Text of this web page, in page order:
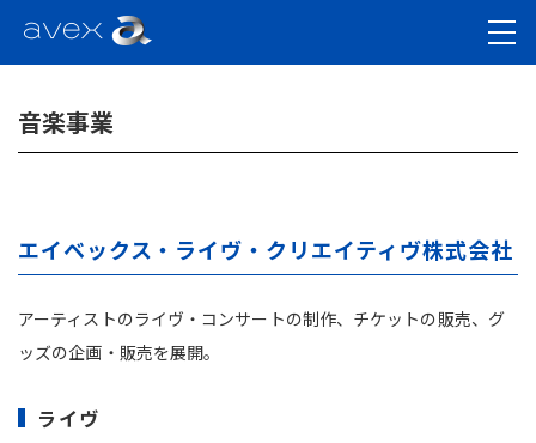
音楽事業
エイベックス・ライヴ・クリエイティヴ株式会社
アーティストのライヴ・コンサートの制作、チケットの販売、グ
ッズの企画・販売を展開。
ライヴ